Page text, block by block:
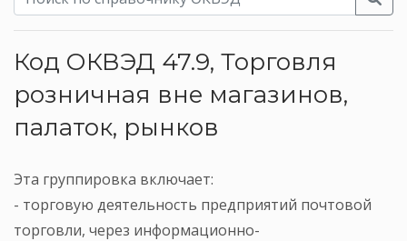
Код ОКВЭД 47.9, Торговля
розничная вне магазинов,
палаток, рынков
Эта группировка включает:
- торговую деятельность предприятий почтовой
торговли, через информационно-